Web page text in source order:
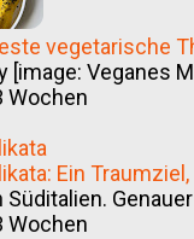
vegetarische
[image: Veganes
Wochen
Ein
Süditalien.
Wochen